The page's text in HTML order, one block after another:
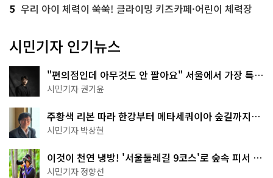
5 우리 아이 체력이 쑥쑥! 클라이밍 키즈카페·어린이 체력장
시민기자 인기뉴스
"편의점인데 아무것도 안 팔아요" 서울에서 가장 특별
한 편의점의 정체
시민기자 권기윤
주황색 리본 따라 한강부터 메타세쿼이아 숲길까지…
서울둘레길 15코스
시민기자 박상현
이것이 천연 냉방! '서울둘레길 9코스'로 숲속 피서 떠
나볼까
시민기자 정향선